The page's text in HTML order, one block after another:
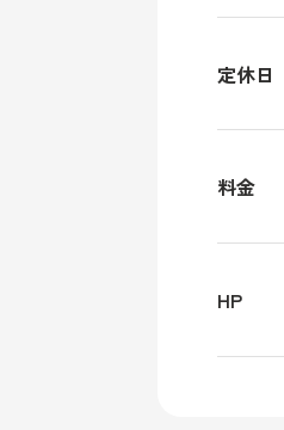
定休日
料金
HP